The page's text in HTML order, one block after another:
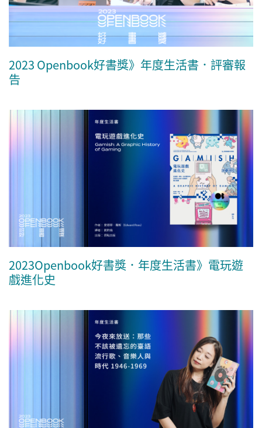
2023 Openbook好書獎》年度生活書．評審報
告
2023Openbook好書獎．年度生活書》電玩遊
戲進化史